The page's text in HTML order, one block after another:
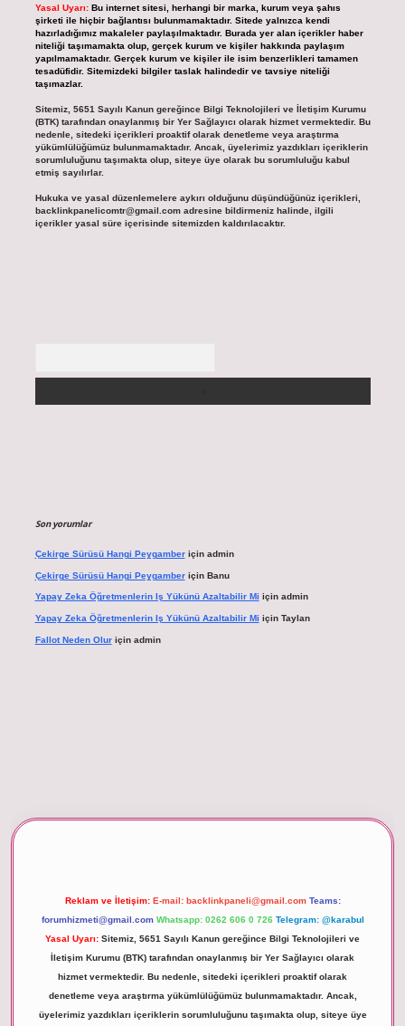
Yasal Uyarı: Bu internet sitesi, herhangi bir marka, kurum veya şahıs
şirketi ile hiçbir bağlantısı bulunmamaktadır. Sitede yalnızca kendi
hazırladığımız makaleler paylaşılmaktadır. Burada yer alan içerikler haber
niteliği taşımamakta olup, gerçek kurum ve kişiler hakkında paylaşım
yapılmamaktadır. Gerçek kurum ve kişiler ile isim benzerlikleri tamamen
tesadüfidir. Sitemizdeki bilgiler taslak halindedir ve tavsiye niteliği
taşımazlar.
Sitemiz, 5651 Sayılı Kanun gereğince Bilgi Teknolojileri ve İletişim Kurumu
(BTK) tarafından onaylanmış bir Yer Sağlayıcı olarak hizmet vermektedir. Bu
nedenle, sitedeki içerikleri proaktif olarak denetleme veya araştırma
yükümlülüğümüz bulunmamaktadır. Ancak, üyelerimiz yazdıkları içeriklerin
sorumluluğunu taşımakta olup, siteye üye olarak bu sorumluluğu kabul
etmiş sayılırlar.
Hukuka ve yasal düzenlemelere aykırı olduğunu düşündüğünüz içerikleri,
backlinkpanelicomtr@gmail.comadresine bildirmeniz halinde, ilgili
içerikler yasal süre içerisinde sitemizden kaldırılacaktır.
Son yorumlar
Çekirge Sürüsü Hangi Peygamberiçin admin
Çekirge Sürüsü Hangi Peygamberiçin Banu
Yapay Zeka Öğretmenlerin Iş Yükünü Azaltabilir Mi için admin
Yapay Zeka Öğretmenlerin Iş Yükünü Azaltabilir Mi için Taylan
Fallot Neden Oluriçin admin
Reklam ve İletişim: E-mail: backlinkpaneli@gmail.com Teams:
forumhizmeti@gmail.com Whatsapp: 0262 606 0 726 Telegram: @karabul
Yasal Uyarı: Sitemiz, 5651 Sayılı Kanun gereğince Bilgi Teknolojileri ve
İletişim Kurumu (BTK) tarafından onaylanmış bir Yer Sağlayıcı olarak
hizmet vermektedir. Bu nedenle, sitedeki içerikleri proaktif olarak
denetleme veya araştırma yükümlülüğümüz bulunmamaktadır. Ancak,
üyelerimiz yazdıkları içeriklerin sorumluluğunu taşımakta olup, siteye üye